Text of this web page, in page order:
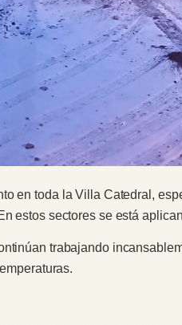
en toda la Villa Catedral,
estos sectores se está
trabajando